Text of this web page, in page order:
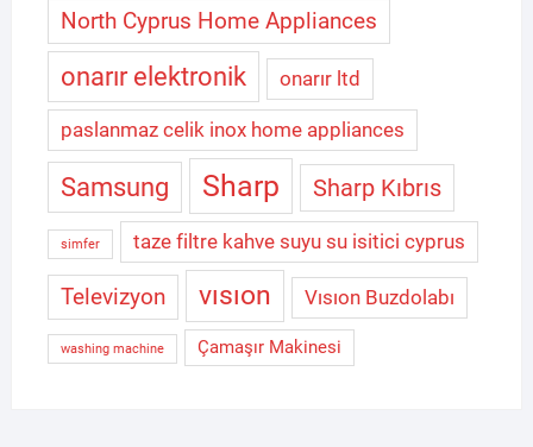
North Cyprus Home Appliances
onarır elektronik onarır ltd
paslanmaz celik inox home appliances
Samsung Sharp Sharp Kıbrıs
simfer taze filtre kahve suyu su isitici cyprus
Televizyon vısıon Vısıon Buzdolabı
washing machine Çamaşır Makinesi